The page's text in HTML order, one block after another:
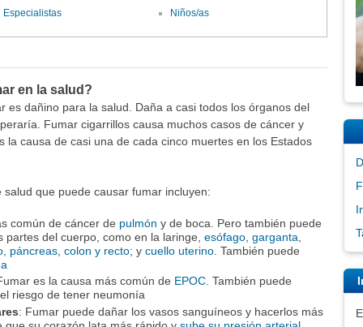
Especialistas Niños/as
en la salud?
es dañino para la salud. Daña a casi todos los órganos del
Fumar cigarrillos causa muchos casos de cáncer y
la causa de casi una de cada cinco muertes en los Estados
que puede causar fumar incluyen:
común de cáncer de pulmón y de boca. Pero también puede
del cuerpo, como en la laringe, esófago, garganta
, páncreas, colon y recto; y cuello uterino. También puede
es la causa más común de EPOC. También puede
riesgo de tener neumonía
: Fumar puede dañar los vasos sanguíneos y hacerlos más